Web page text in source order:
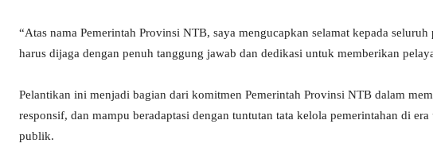
“Atas nama Pemerintah Provinsi NTB, saya mengucapkan selamat kepada
harus dijaga dengan penuh tanggung jawab dan dedikasi untuk memberikan
Pelantikan ini menjadi bagian dari komitmen Pemerintah Provinsi NTB dalam
responsif, dan mampu beradaptasi dengan tuntutan tata kelola pemerintahan di
publik.